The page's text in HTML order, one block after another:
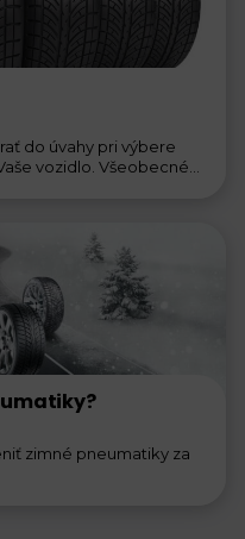
do úvahy pri výbere
vozidlo. Všeobecné...
zimné pneumatiky za